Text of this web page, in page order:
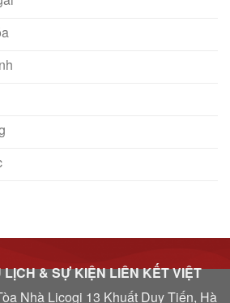
LỊCH & SỰ KIỆN LIÊN KẾT VIỆT
Nhà Licogi 13 Khuất Duy Tiến, Hà